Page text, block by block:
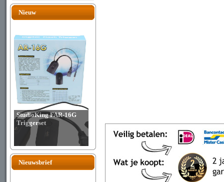
Nieuw
StudioKing FAR-16G
Triggerset
Nieuwsbrief